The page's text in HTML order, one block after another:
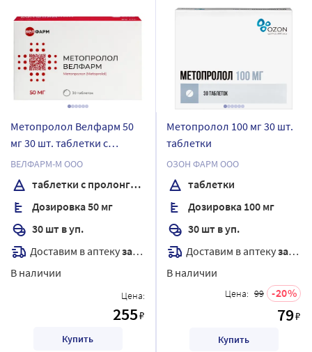
Метопролол Велфарм 50
мг 30 шт. таблетки с
пролонгированным
высвобождением,
покрытые пленочной
оболочкой
ВЕЛФАРМ-М ООО
таблетки с пролонгированным высвобождением, покрытые пленочной оболочкой
Дозировка 50 мг
30 шт в уп.
Доставим в аптекузавтра
В наличии
Цена:
255₽
Купить
Метопролол 100 мг 30 шт.
таблетки
ОЗОН ФАРМ ООО
таблетки
Дозировка 100 мг
30 шт в уп.
Доставим в аптекузавтра
В наличии
Цена: 99 20
79₽
Купить